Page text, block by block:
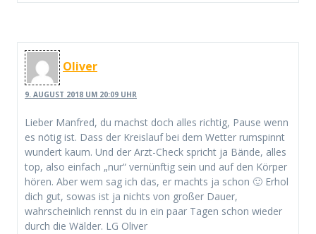
Oliver
9. AUGUST 2018 UM 20:09 UHR
Lieber Manfred, du machst doch alles richtig, Pause wenn
es nötig ist. Dass der Kreislauf bei dem Wetter rumspinnt
wundert kaum. Und der Arzt-Check spricht ja Bände, alles
top, also einfach „nur“ vernünftig sein und auf den Körper
hören. Aber wem sag ich das, er machts ja schon 🙂 Erhol
dich gut, sowas ist ja nichts von großer Dauer,
wahrscheinlich rennst du in ein paar Tagen schon wieder
durch die Wälder. LG Oliver